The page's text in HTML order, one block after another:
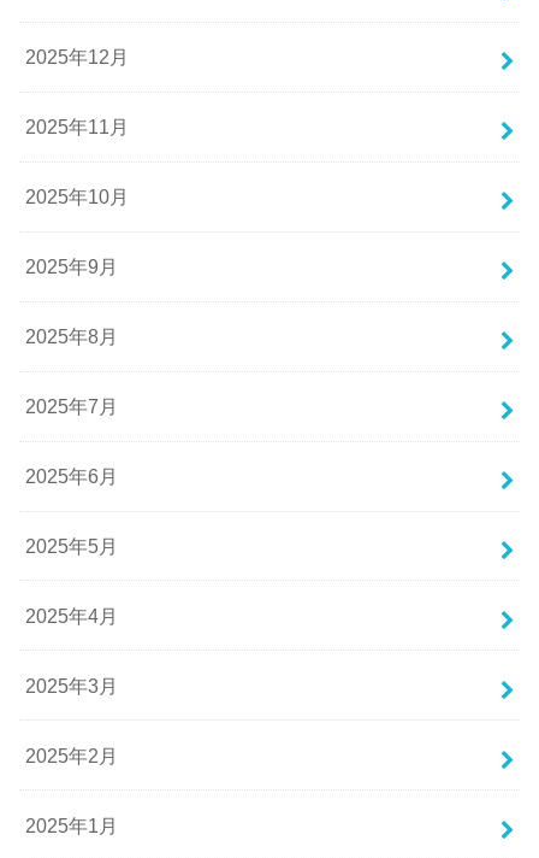
2025年12月
2025年11月
2025年10月
2025年9月
2025年8月
2025年7月
2025年6月
2025年5月
2025年4月
2025年3月
2025年2月
2025年1月